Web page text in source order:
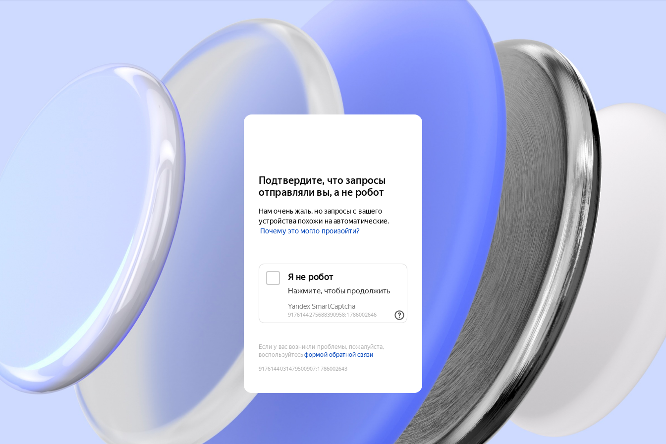
Подтвердите, что запросы
отправляли вы, а не робот
Нам очень жаль, но запросы с вашего
устройства похожи на автоматические.
Почему это могло произойти?
Если у вас возникли проблемы, пожалуйста,
воспользуйтесьформой обратной связи
9176144031479500907:1786002643